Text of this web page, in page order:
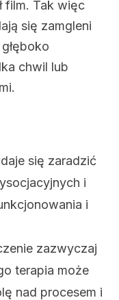
film. Tak więc
się zamgleni
chwil lub
się zaradzić
i
i
zazwyczaj
terapia może
nad procesem i